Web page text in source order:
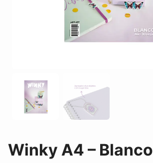
Winky A4 – Blanco